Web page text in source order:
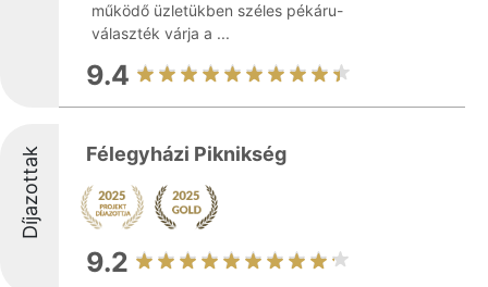
működő üzletükben széles pékáru-
választék várja a ...
9.4
Díjazottak Félegyházi Piknikség
9.2